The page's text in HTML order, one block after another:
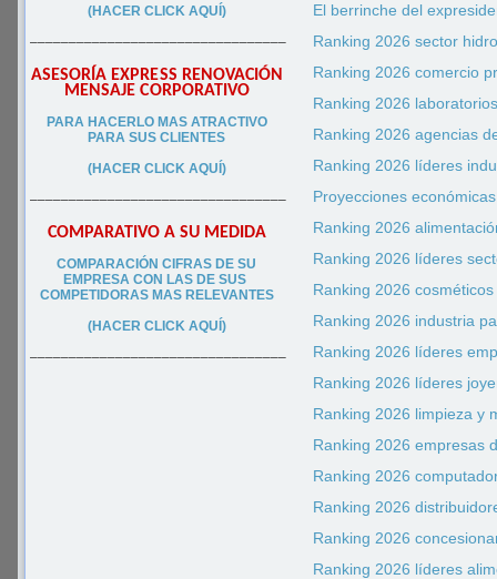
(HACER CLICK AQUÍ)
–––––––––––––––––––––––––––––––––
ASESORÍA EXPRESS RENOVACIÓN
MENSAJE CORPORATIVO
PARA HACERLO MAS ATRACTIVO
PARA SUS CLIENTES
(HACER CLICK AQUÍ)
–––––––––––––––––––––––––––––––––
COMPARATIVO A SU MEDIDA
COMPARACIÓN CIFRAS DE SU
EMPRESA CON LAS DE SUS
COMPETIDORAS MAS RELEVANTES
(HACER CLICK AQUÍ)
–––––––––––––––––––––––––––––––––
El berrinche del
Ranking 2026 sector
Ranking 2026 comercio
Ranking 2026
Ranking 2026 agencias
Ranking 2026 líderes
Proyecciones
Ranking 2026
Ranking 2026 líderes
Ranking 2026
Ranking 2026 industria
Ranking 2026 líderes
Ranking 2026 líderes
Ranking 2026 limpieza y
Ranking 2026 empresas
Ranking 2026
Ranking 2026
Ranking 2026
Ranking 2026 líderes